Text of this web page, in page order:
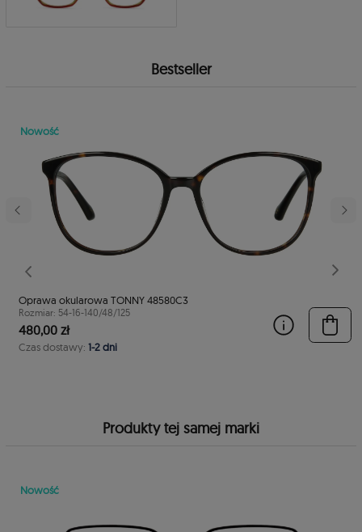
Bestseller
Poprzedni
Nowość
Oprawa okularowa TONNY 48580C3
Rozmiar: 54-16-140/48/125
480,00 zł
Czas dostawy: 1-2 dni
Produkty tej samej marki
Nowość